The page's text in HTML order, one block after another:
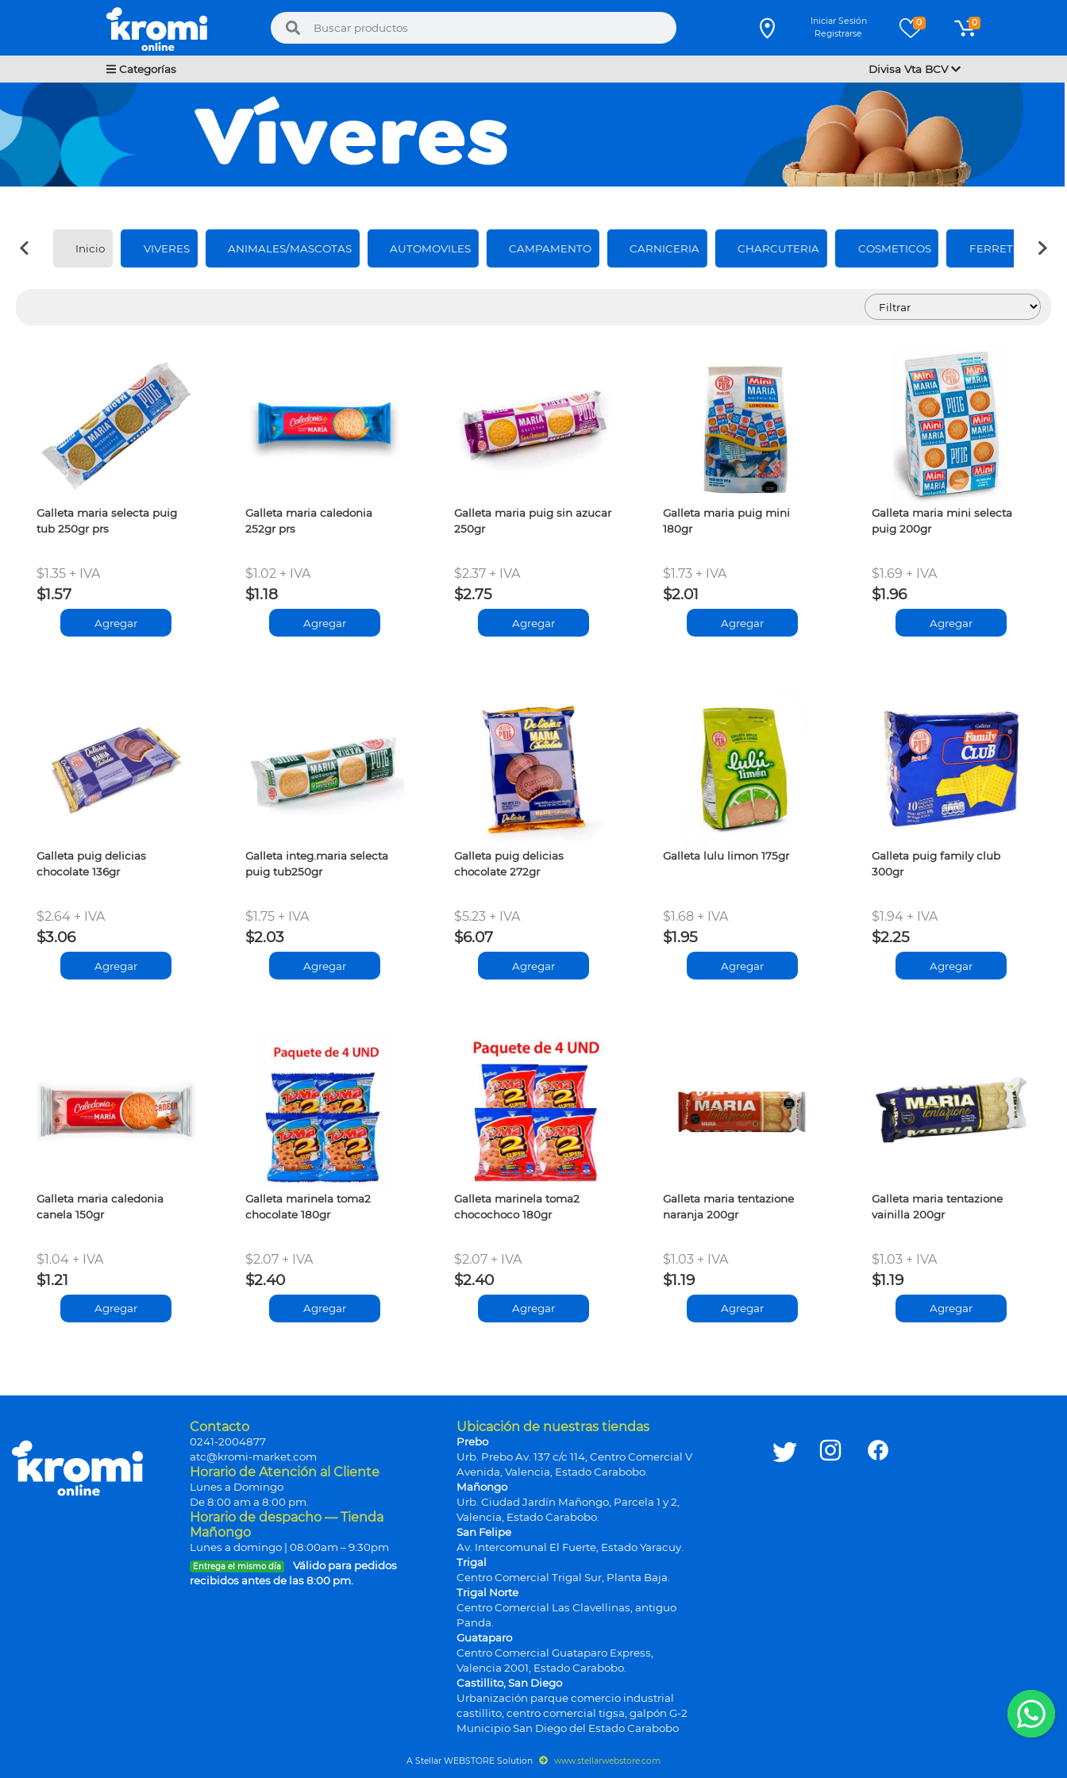
Iniciar Sesión
Registrarse
0 0
Categorías Divisa Vta BCV
Inicio VIVERES ANIMALES/MASCOTAS AUTOMOVILES CAMPAMENTO CARNICERIA CHARCUTERIA COSMETICOS FERRETERIA
Galleta maria selecta puig
tub 250gr prs
$1.35 + IVA
$1.57
Agregar
Galleta maria caledonia
252gr prs
$1.02 + IVA
$1.18
Agregar
Galleta maria puig sin azucar
250gr
$2.37 + IVA
$2.75
Agregar
Galleta maria puig mini
180gr
$1.73 + IVA
$2.01
Agregar
Galleta maria mini selecta
puig 200gr
$1.69 + IVA
$1.96
Agregar
Galleta puig delicias
chocolate 136gr
$2.64 + IVA
$3.06
Agregar
Galleta integ.maria selecta
puig tub250gr
$1.75 + IVA
$2.03
Agregar
Galleta puig delicias
chocolate 272gr
$5.23 + IVA
$6.07
Agregar
Galleta lulu limon 175gr
$1.68 + IVA
$1.95
Agregar
Galleta puig family club
300gr
$1.94 + IVA
$2.25
Agregar
Galleta maria caledonia
canela 150gr
$1.04 + IVA
$1.21
Agregar
Galleta marinela toma2
chocolate 180gr
$2.07 + IVA
$2.40
Agregar
Galleta marinela toma2
chocochoco 180gr
$2.07 + IVA
$2.40
Agregar
Galleta maria tentazione
naranja 200gr
$1.03 + IVA
$1.19
Agregar
Galleta maria tentazione
vainilla 200gr
$1.03 + IVA
$1.19
Agregar
Contacto
0241-2004877
atc@kromi-market.com
Horario de Atención al Cliente
Lunes a Domingo
De 8:00 am a 8:00 pm.
Horario de despacho — Tienda
Mañongo
Lunes a domingo | 08:00am – 9:30pm
Entrega el mismo día
Válido para pedidos
recibidos antes de las 8:00 pm.
Ubicación de nuestras tiendas
Prebo
Urb. Prebo Av. 137 c/c 114, Centro Comercial V
Avenida, Valencia, Estado Carabobo.
Mañongo
Urb. Ciudad Jardín Mañongo, Parcela 1 y 2,
Valencia, Estado Carabobo.
San Felipe
Av. Intercomunal El Fuerte, Estado Yaracuy.
Trigal
Centro Comercial Trigal Sur, Planta Baja.
Trigal Norte
Centro Comercial Las Clavellinas, antiguo
Panda.
Guataparo
Centro Comercial Guataparo Express,
Valencia 2001, Estado Carabobo.
Castillito, San Diego
Urbanización parque comercio industrial
castillito, centro comercial tigsa, galpón G-2
Municipio San Diego del Estado Carabobo
A Stellar WEBSTORE Solution www.stellarwebstore.com